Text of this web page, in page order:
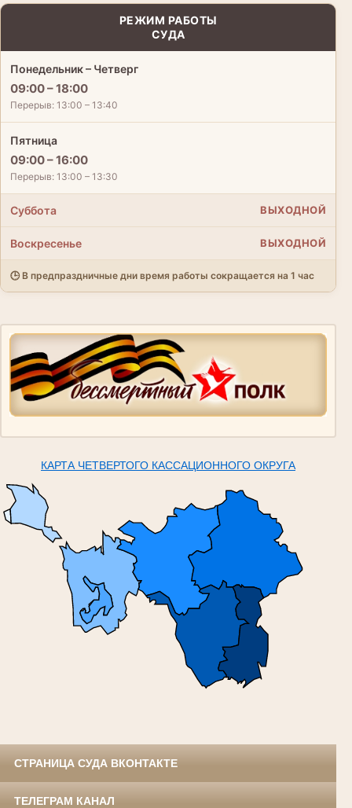
РЕЖИМ РАБОТЫ
СУДА
Понедельник – Четверг
09:00 – 18:00
Перерыв: 13:00 – 13:40
Пятница
09:00 – 16:00
Перерыв: 13:00 – 13:30
Суббота ВЫХОДНОЙ
Воскресенье ВЫХОДНОЙ
🕒 В предпраздничные дни время работы сокращается на 1 час
КАРТА ЧЕТВЕРТОГО КАССАЦИОННОГО ОКРУГА
СТРАНИЦА СУДА ВКОНТАКТЕ
ТЕЛЕГРАМ КАНАЛ